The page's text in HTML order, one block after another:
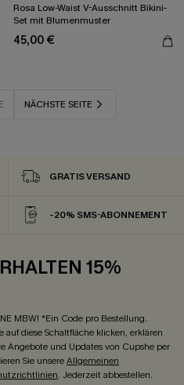
Rosa Low-Waist V-Ausschnitt Bikini-
Set mit Blumenmuster
45,00 €
NÄCHSTE SEITE
GRATIS VERSAND
-20% SMS-ABONNEMENT
15%
MBW! *Ein Code pro Bestellung.
diese Schaltfläche klicken, erklären
Angebote und Updates von Cupshe per
Sie unsereAllgemeinen
. Jederzeit abbestellen.